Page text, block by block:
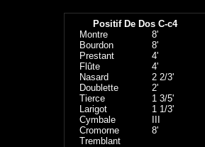
Positif De Dos C-c4
Montre
8'
Bourdon
8'
Prestant
4'
Flûte
4'
Nasard
2 2/3'
Doublette
2'
Tierce
1 3/5'
Larigot
1 1/3'
Cymbale
Cromorne
8'
Tremblant